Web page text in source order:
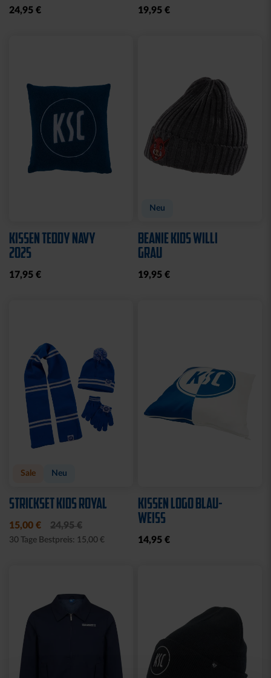
24,95 € 19,95 €
KISSEN TEDDY NAVY
2025
17,95 €
Neu
BEANIE KIDS WILLI
GRAU
19,95 €
Sale Neu
STRICKSET KIDS ROYAL
15,00 € 24,95 €
30 Tage Bestpreis: 15,00 €
KISSEN LOGO BLAU-
WEISS
14,95 €